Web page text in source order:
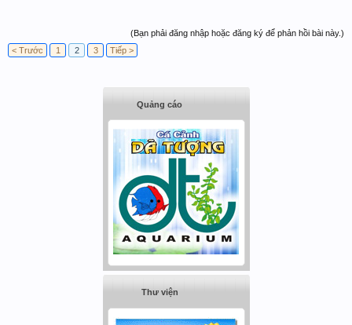
(Bạn phải đăng nhập hoặc đăng ký để phản hồi bài này.)
< Trước
1 2 3 Tiếp >
Quảng cáo
Thư viện